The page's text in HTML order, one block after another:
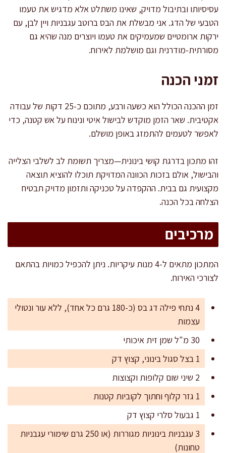
עסיסיותו ובתיבול מדויק, שאינו משתלט אלא מדגיש את טעמו
הטבעי של הדג. אני מבשלת את הבס ברוטב עגבניות ויין לבן, עם
ירקות ארומטיים שמעמיקים את טעמו ויוצרים מנה שהיא גם
מסורתית-מודרנית וגם מושלמת לאירוח.
זמני הכנה
זמן ההכנה הכולל הוא כשעה ורבע, מתוכם כ-25 דקות של עבודה
אקטיבית. שאר הזמן מוקדש לבישול איטי ונינוח על אש קטנה, כדי
לאפשר לטעמים להתמזג באופן מושלם.
זהו מתכון בדרגת קושי בינונית—מצריך תשומת לב לשלבי הצלייה
והבישול, אולם בזכות הכוונה המדויקת תוכלו להוציא תוצאה
מקצועית גם בבית. ההקפדה על טכניקה ותזמון מדויק תבטיח
הצלחה בכל הכנה.
מרכיבים
המתכון מתאים ל-4 מנות עיקריות. ניתן להכפיל כמויות בהתאם
לצורכי האירוח.
4 נתחי פילה דג בס (כ-180 גרם כל אחד), ללא עור ונטולי
עצמות
30 מ"ל שמן זית איכותי
1 בצל סגול בינוני, קצוץ דק
2 שיני שום קלופות וקצוצות
1 גזר קלוף וחתוך לקוביות קטנות
1 גבעול סלרי קצוץ דק
3 עגבניות בינוניות מגוררות (או 250 גרם שימורי עגבניות
טחונות)